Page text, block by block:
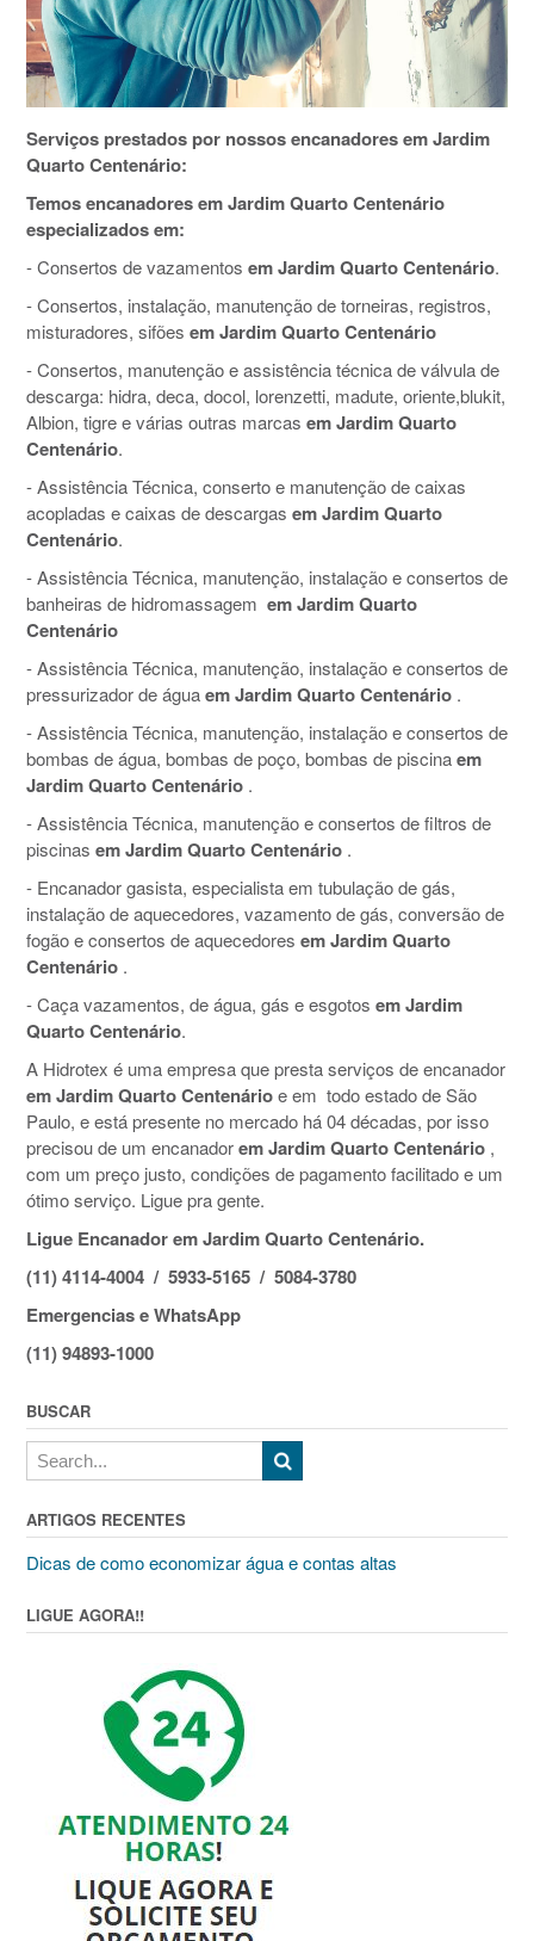
Serviços prestados por nossos encanadores em Jardim
Quarto Centenário:
Temos encanadores em Jardim Quarto Centenário
especializados em:
- Consertos de vazamentos em Jardim Quarto Centenário.
- Consertos, instalação, manutenção de torneiras, registros,
misturadores, sifões em Jardim Quarto Centenário
- Consertos, manutenção e assistência técnica de válvula de
descarga: hidra, deca, docol, lorenzetti, madute, oriente,blukit,
Albion, tigre e várias outras marcas em Jardim Quarto
Centenário.
- Assistência Técnica, conserto e manutenção de caixas
acopladas e caixas de descargas em Jardim Quarto
Centenário.
- Assistência Técnica, manutenção, instalação e consertos de
banheiras de hidromassagem em Jardim Quarto
Centenário
- Assistência Técnica, manutenção, instalação e consertos de
pressurizador de águaem Jardim Quarto Centenário .
- Assistência Técnica, manutenção, instalação e consertos de
bombas de água, bombas de poço, bombas de piscinaem
Jardim Quarto Centenário .
- Assistência Técnica, manutenção e consertos de filtros de
piscinas em Jardim Quarto Centenário .
- Encanador gasista, especialista em tubulação de gás,
instalação de aquecedores, vazamento de gás, conversão de
fogão e consertos de aquecedores em Jardim Quarto
Centenário .
- Caça vazamentos, de água, gás e esgotos em Jardim
Quarto Centenário.
A Hidrotex é uma empresa que presta serviços de encanador
em Jardim Quarto Centenárioe em todo estado de São
Paulo, e está presente no mercado há 04 décadas, por isso
precisou de um encanadorem Jardim Quarto Centenário ,
com um preço justo, condições de pagamento facilitado e um
ótimo serviço. Ligue pra gente.
Ligue Encanador em Jardim Quarto Centenário.
(11) 4114-4004 / 5933-5165 / 5084-3780
Emergencias e WhatsApp
(11) 94893-1000
BUSCAR
ARTIGOS RECENTES
Dicas de como economizar água e contas altas
LIGUE AGORA!!